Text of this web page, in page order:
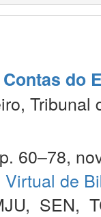
do
60–78,
Virtual de
, SEN,